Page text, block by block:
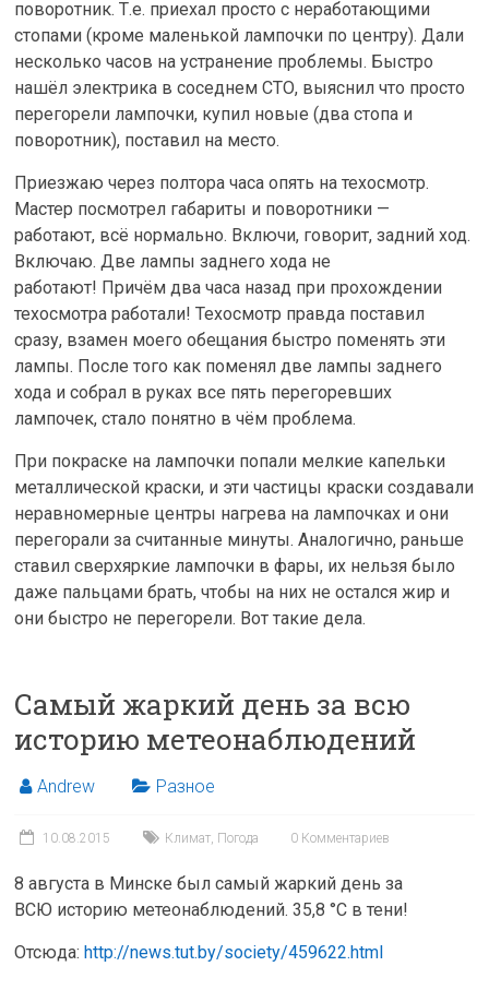
поворотник. Т.е. приехал просто с неработающими
стопами (кроме маленькой лампочки по центру). Дали
несколько часов на устранение проблемы. Быстро
нашёл электрика в соседнем СТО, выяснил что просто
перегорели лампочки, купил новые (два стопа и
поворотник), поставил на место.
Приезжаю через полтора часа опять на техосмотр.
Мастер посмотрел габариты и поворотники —
работают, всё нормально. Включи, говорит, задний ход.
Включаю. Две лампы заднего хода не
работают! Причём два часа назад при прохождении
техосмотра работали! Техосмотр правда поставил
сразу, взамен моего обещания быстро поменять эти
лампы. После того как поменял две лампы заднего
хода и собрал в руках все пять перегоревших
лампочек, стало понятно в чём проблема.
При покраске на лампочки попали мелкие капельки
металлической краски, и эти частицы краски создавали
неравномерные центры нагрева на лампочках и они
перегорали за считанные минуты. Аналогично, раньше
ставил сверхяркие лампочки в фары, их нельзя было
даже пальцами брать, чтобы на них не остался жир и
они быстро не перегорели. Вот такие дела.
Самый жаркий день за всю
историю метеонаблюдений
Andrew Разное
10.08.2015 Климат, Погода 0 Комментариев
8 августа в Минске был самый жаркий день за
ВСЮ историю метеонаблюдений. 35,8 °С в тени!
Отсюда: http://news.tut.by/society/459622.html